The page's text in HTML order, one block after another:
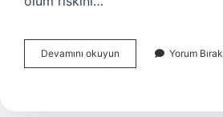
Devamını okuyun
Unu
Yorum Bırak